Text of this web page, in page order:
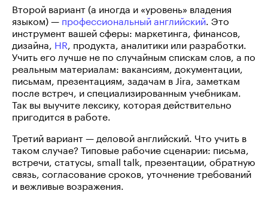
Второй вариант (а иногда и «уровень» владения
языком) —профессиональный английский. Это
инструмент вашей сферы: маркетинга, финансов,
дизайна, HR, продукта, аналитики или разработки.
Учить его лучше не по случайным спискам слов, а по
реальным материалам: вакансиям, документации,
письмам, презентациям, задачам в Jira, заметкам
после встреч, и специализированным учебникам.
Так вы выучите лексику, которая действительно
пригодится в работе.
Третий вариант — деловой английский. Что учить в
таком случае? Типовые рабочие сценарии: письма,
встречи, статусы, small talk, презентации, обратную
связь, согласование сроков, уточнение требований
и вежливые возражения.